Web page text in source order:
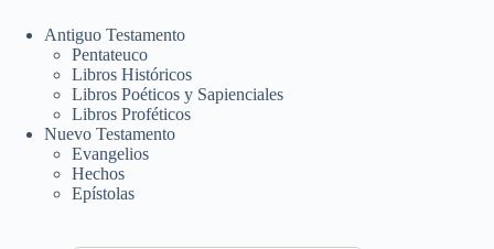
Antiguo Testamento
Pentateuco
Libros Históricos
Libros Poéticos y Sapienciales
Libros Proféticos
Nuevo Testamento
Evangelios
Hechos
Epístolas